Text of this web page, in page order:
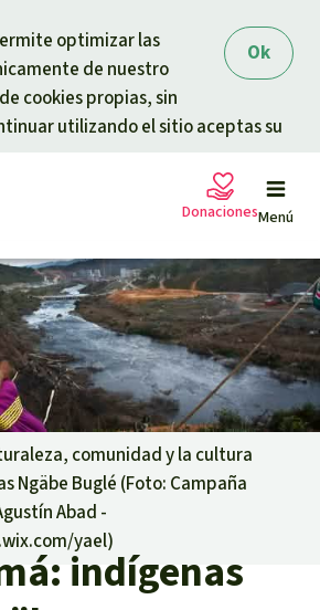
Ok
optimizar las
de nuestro
cookies propias, sin
utilizando el sitio aceptas su
Menú
rmaciones
Éxitos y Noticias
Suscribirme al boletín
la Selva
la Selva
Donaciones
ayuda
general
donaciones
de donación
y Respuestas
comunidad y la cultura
Ngäbe Buglé (Foto: Campaña
Abad -
yael)
indígenas